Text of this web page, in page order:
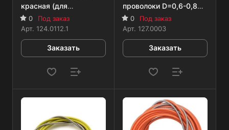
красная (для
проволоки D=1,0; 1,2
мм)
0
Под заказ
Арт. 124.0112.1
Заказать
проволоки D=0,6-0,8
мм)
0
Под заказ
Арт. 127.0003
Заказать